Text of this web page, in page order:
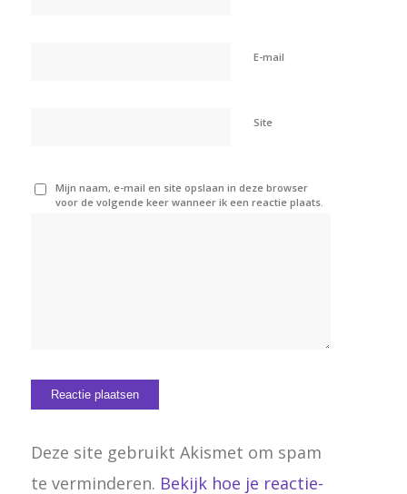
E-mail
Site
Mijn naam, e-mail en site opslaan in deze browser
voor de volgende keer wanneer ik een reactie plaats.
Deze site gebruikt Akismet om spam
te verminderen. Bekijk hoe je reactie-